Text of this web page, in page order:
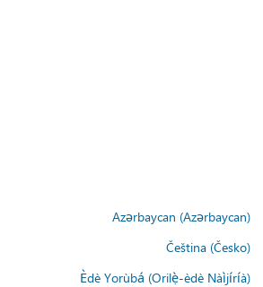
Azərbaycan (Azərbaycan)
Čeština (Česko)
Èdè Yorùbá (Orilẹ̀-èdè Nàìjíríà)